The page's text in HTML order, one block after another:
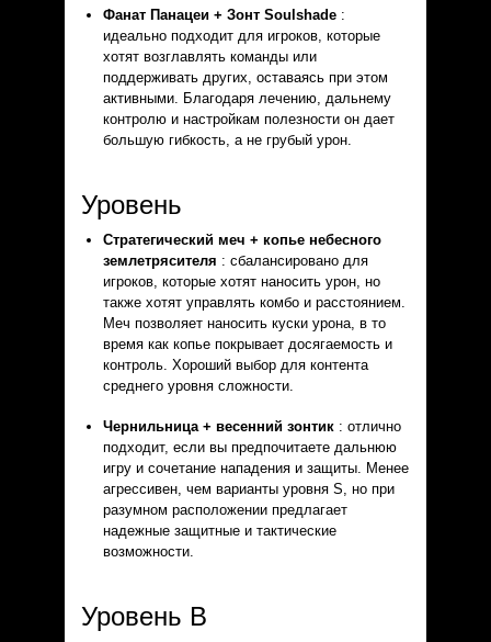
Фанат Панацеи + Зонт Soulshade :
идеально подходит для игроков, которые
хотят возглавлять команды или
поддерживать других, оставаясь при этом
активными. Благодаря лечению, дальнему
контролю и настройкам полезности он дает
большую гибкость, а не грубый урон.
Уровень
Стратегический меч + копье небесного
землетрясителя : сбалансировано для
игроков, которые хотят наносить урон, но
также хотят управлять комбо и расстоянием.
Меч позволяет наносить куски урона, в то
время как копье покрывает досягаемость и
контроль. Хороший выбор для контента
среднего уровня сложности.
Чернильница + весенний зонтик : отлично
подходит, если вы предпочитаете дальнюю
игру и сочетание нападения и защиты. Менее
агрессивен, чем варианты уровня S, но при
разумном расположении предлагает
надежные защитные и тактические
возможности.
Уровень B